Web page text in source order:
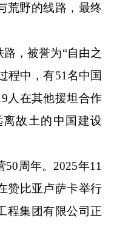
荒野的线路，最终
，被誉为“自由之
程中，有51名中国
人在其他援坦合作
故土的中国建设
周年。2025年11
赞比亚卢萨卡举行
程集团有限公司正